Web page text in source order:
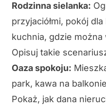
Rodzinna sielanka:
przyjaciółmi, pokój
kuchnia, gdzie
Opisuj takie
Oaza spokoju:
park, kawa na
Pokaż, jak dana